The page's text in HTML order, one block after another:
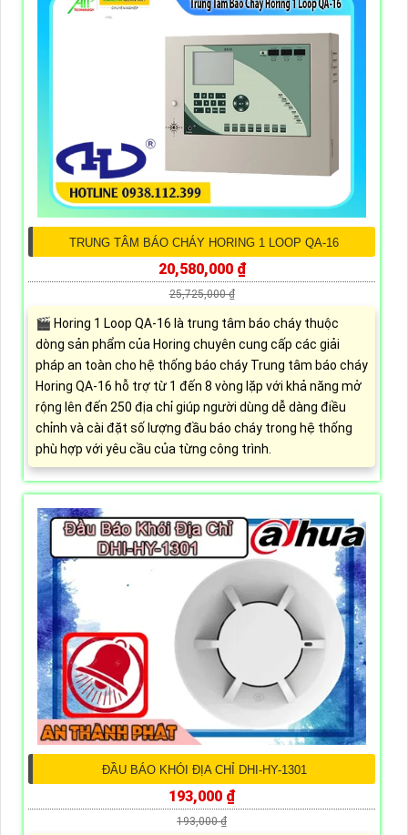
TRUNG TÂM BÁO CHÁY HORING 1 LOOP QA-16
20,580,000 ₫
25,725,000 ₫
🎬 Horing 1 Loop QA-16 là trung tâm báo cháy thuộc
dòng sản phẩm của Horing chuyên cung cấp các giải
pháp an toàn cho hệ thống báo cháy Trung tâm báo cháy
Horing QA-16 hỗ trợ từ 1 đến 8 vòng lặp với khả năng mở
rộng lên đến 250 địa chỉ giúp người dùng dễ dàng điều
chỉnh và cài đặt số lượng đầu báo cháy trong hệ thống
phù hợp với yêu cầu của từng công trình.
ĐẦU BÁO KHÓI ĐỊA CHỈ DHI-HY-1301
193,000 ₫
193,000 ₫